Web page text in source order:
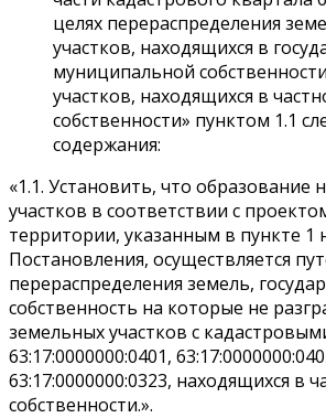
целях перераспределения
участков, находящихся в
муниципальной
участков, находящихся в
собственности» пунктом 1.1
содержания:
«1.1. Установить, что образование
участков в соответствии с
территории, указанным в пункте 1
Постановления, осуществляется
перераспределения земель,
собственность на которые не
земельных участков с
63:17:0000000:0401,
63:17:0000000:0323, находящихся в
собственности.».